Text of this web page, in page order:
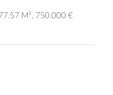
M², 750.000 €